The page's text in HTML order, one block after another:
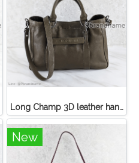
Long Champ 3D leather handbag
New